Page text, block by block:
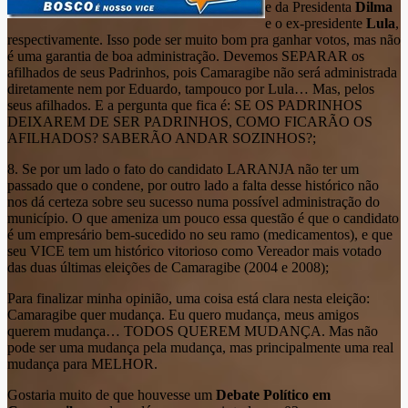
e da Presidenta Dilma
e o ex-presidente Lula,
respectivamente. Isso pode ser muito bom pra ganhar votos, mas não
é uma garantia de boa administração. Devemos SEPARAR os
afilhados de seus Padrinhos, pois Camaragibe não será administrada
diretamente nem por Eduardo, tampouco por Lula… Mas, pelos
seus afilhados. E a pergunta que fica é: SE OS PADRINHOS
DEIXAREM DE SER PADRINHOS, COMO FICARÃO OS
AFILHADOS? SABERÃO ANDAR SOZINHOS?;
8. Se por um lado o fato do candidato LARANJA não ter um
passado que o condene, por outro lado a falta desse histórico não
nos dá certeza sobre seu sucesso numa possível administração do
município. O que ameniza um pouco essa questão é que o candidato
é um empresário bem-sucedido no seu ramo (medicamentos), e que
seu VICE tem um histórico vitorioso como Vereador mais votado
das duas últimas eleições de Camaragibe (2004 e 2008);
Para finalizar minha opinião, uma coisa está clara nesta eleição:
Camaragibe quer mudança. Eu quero mudança, meus amigos
querem mudança… TODOS QUEREM MUDANÇA. Mas não
pode ser uma mudança pela mudança, mas principalmente uma real
mudança para MELHOR.
Gostaria muito de que houvesse um Debate Político em